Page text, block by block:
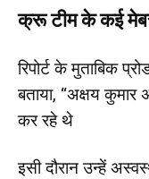
क्रू टीम के कई
रिपोर्ट के मुताबिक
बताया, “अक्षय कुमार
कर रहे थे
इसी दौरान उन्हें